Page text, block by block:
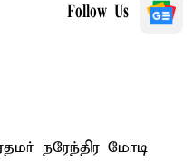
Follow Us
நரேந்திர மோடி